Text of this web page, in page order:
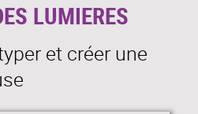
LUMIERES
et créer une